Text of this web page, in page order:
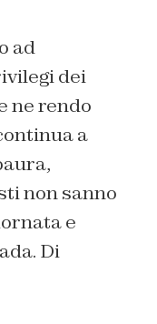
ad
dei
ne rendo
a
non sanno
e
Di